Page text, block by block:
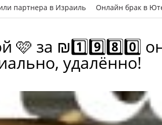
партнера в Израиль Онлайн брак в
🩷 за ₪1️⃣9️⃣8️⃣0️⃣
удалённо!